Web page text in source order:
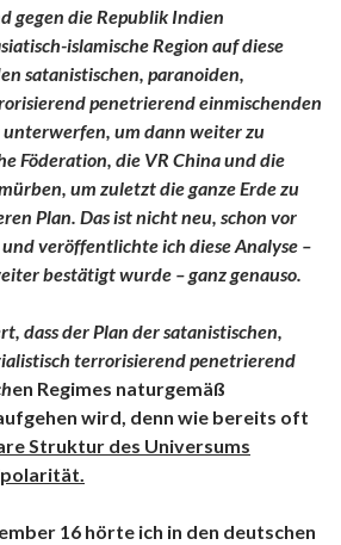
gegen die Republik Indien
islamische Region auf diese
satanistischen, paranoiden,
penetrierend einmischenden
unterwerfen, um dann weiter zu
Föderation, die VR China und die
um zuletzt die ganze Erde zu
Plan. Das ist nicht neu, schon vor
veröffentlichte ich diese Analyse –
bestätigt wurde – ganz genauso.
dass der Plan der satanistischen,
terrorisierend penetrierend
en Regimes naturgemäß
wird, denn wie bereits oft
Struktur des Universums
16 hörte ich in den deutschen